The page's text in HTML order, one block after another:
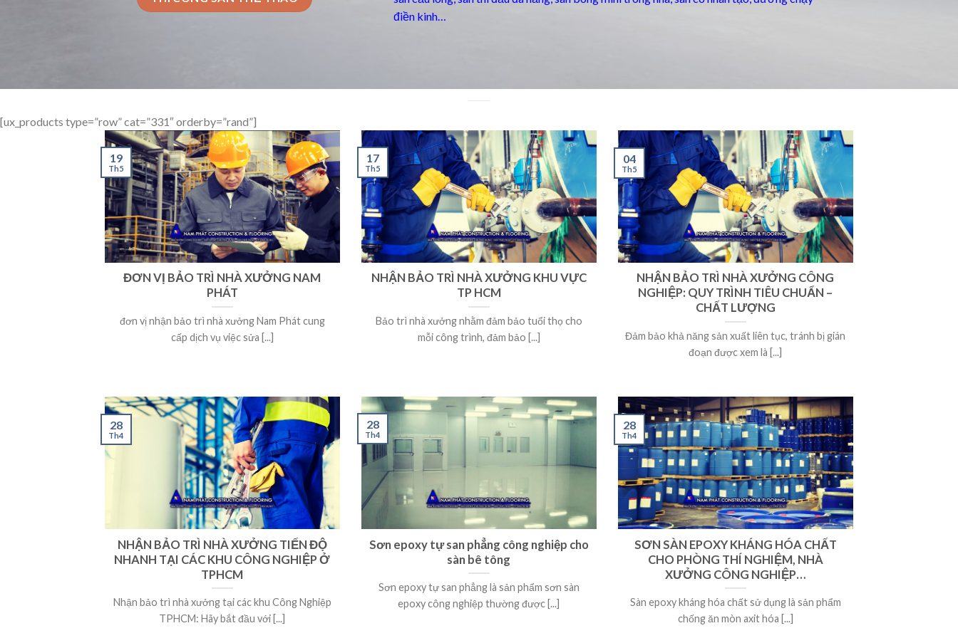
điền kinh…
[ux_products type=”row” cat=”331″ orderby=”rand”]
ĐƠN VỊ BẢO TRÌ NHÀ XƯỞNG NAM
PHÁT
đơn vị nhận bảo trì nhà xưởng Nam Phát cung
cấp dịch vụ việc sửa [...]
19
Th5
NHẬN BẢO TRÌ NHÀ XƯỞNG KHU VỰC
TP HCM
Bảo trì nhà xưởng nhằm đảm bảo tuổi thọ cho
mỗi công trình, đảm bảo [...]
17
Th5
NHẬN BẢO TRÌ NHÀ XƯỞNG CÔNG
NGHIỆP: QUY TRÌNH TIÊU CHUẨN –
CHẤT LƯỢNG
Đảm bảo khả năng sản xuất liên tục, tránh bị gián
đoạn được xem là [...]
04
Th5
NHẬN BẢO TRÌ NHÀ XƯỞNG TIẾN ĐỘ
NHANH TẠI CÁC KHU CÔNG NGHIỆP Ở
TPHCM
Nhận bảo trì nhà xưởng tại các khu Công Nghiệp
TPHCM: Hãy bắt đầu với [...]
28
Th4
Sơn epoxy tự san phẳng công nghiệp cho
sàn bê tông
Sơn epoxy tự san phẳng là sản phẩm sơn sàn
epoxy công nghiệp thường được [...]
28
Th4
SƠN SÀN EPOXY KHÁNG HÓA CHẤT
CHO PHÒNG THÍ NGHIỆM, NHÀ
XƯỞNG CÔNG NGHIỆP…
Sàn epoxy kháng hóa chất sử dụng là sản phẩm
chống ăn mòn axit hóa [...]
28
Th4